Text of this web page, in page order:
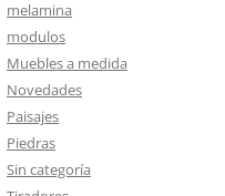
melamina
modulos
Muebles a medida
Novedades
Paisajes
Piedras
Sin categoría